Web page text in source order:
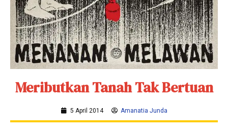
Meributkan Tanah Tak Bertuan
5 April 2014 Amanatia Junda